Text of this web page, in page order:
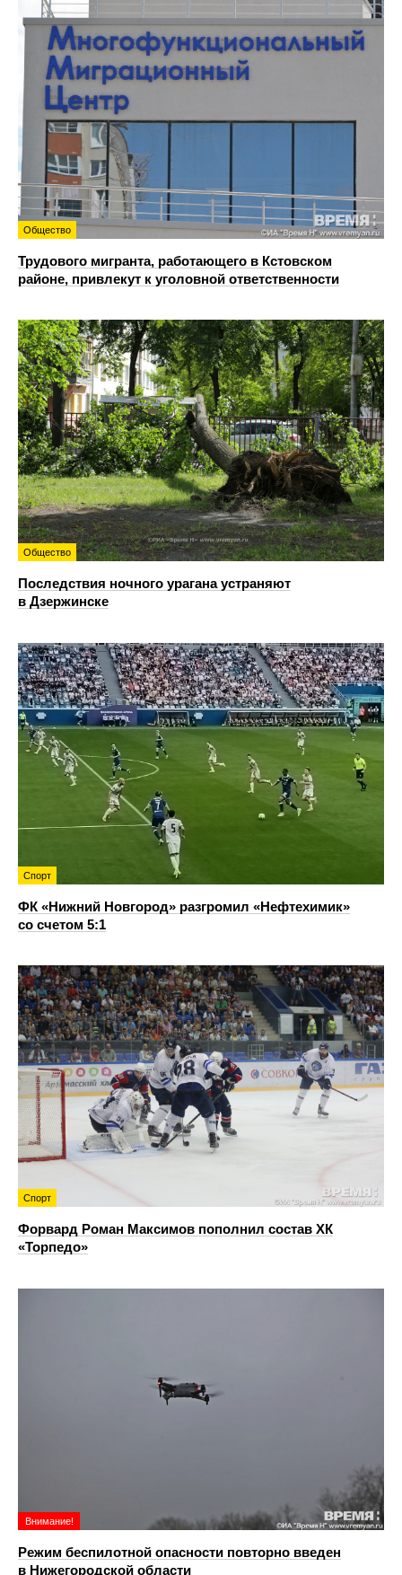
Общество
Трудового мигранта, работающего в Кстовском
районе, привлекут к уголовной ответственности
Общество
Последствия ночного урагана устраняют
в Дзержинске
Спорт
ФК «Нижний Новгород» разгромил «Нефтехимик»
со счетом 5:1
Спорт
Форвард Роман Максимов пополнил состав ХК
«Торпедо»
Внимание!
Режим беспилотной опасности повторно введен
в Нижегородской области